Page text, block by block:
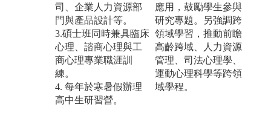
司、企業人力資源部
門與產品設計等。
3.碩士班同時兼具臨床
心理、諮商心理與工
商心理專業職涯訓
練。
4. 每年於寒暑假辦理
高中生研習營。
應用，鼓勵學生參與
研究專題。另強調跨
領域學習，推動前瞻
高齡跨域、人力資源
管理、司法心理學、
運動心理科學等跨領
域學程。